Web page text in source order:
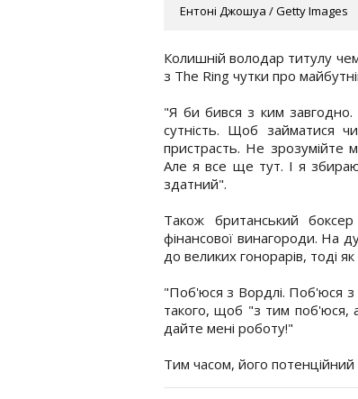
Ентоні Джошуа / Getty Images
Колишній володар титулу
з The Ring чутки про
"Я би бився з ким
сутність. Щоб займатися
пристрасть. Не зрозумійте
Але я все ще тут. І я
здатний".
Також британський
фінансової винагороди. На
до великих гонорарів, тоді
"Поб'юся з Вордлі. Поб'юся з
такого, щоб "з тим поб'юся,
дайте мені роботу!"
Тим часом, його потенційний